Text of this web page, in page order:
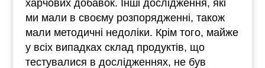
харчових добавок. Інші дослідження, які
ми мали в своєму розпорядженні, також
мали методичні недоліки. Крім того, майже
у всіх випадках склад продуктів, що
тестувалися в дослідженнях, не був